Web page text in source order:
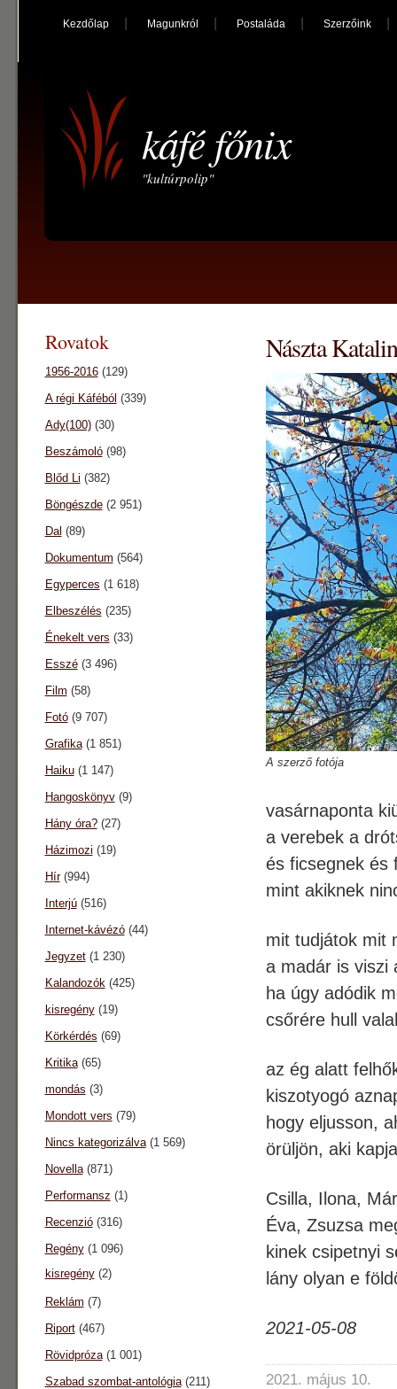
Kezdőlap Magunkról Postaláda Szerzőink
káfé főnix
"kultúrpolip"
Nászta
A szerző fotója
vasárnaponta
a verebek a
és ficsegnek és
mint akiknek
mit tudjátok mit
a madár is viszi
ha úgy adódik
csőrére hull
az ég alatt
kiszotyogó
hogy eljusson,
örüljön, aki
Csilla, Ilona,
Éva, Zsuzsa
kinek csipetnyi
lány olyan e
2021-05-08
2021. május 10.
Rovatok
1956-2016(129)
A régi Káféból (339)
Ady(100)(30)
Beszámoló(98)
Blőd Li (382)
Böngészde(2 951)
Dal (89)
Dokumentum (564)
Egyperces (1 618)
Elbeszélés (235)
Énekelt vers (33)
Esszé(3 496)
Film (58)
Fotó(9 707)
Grafika(1 851)
Haiku(1 147)
Hangoskönyv(9)
Hány óra?(27)
Házimozi (19)
Hír(994)
Interjú(516)
Internet-kávézó(44)
Jegyzet(1 230)
Kalandozók(425)
kisregény(19)
Körkérdés (69)
Kritika(65)
mondás (3)
Mondott vers (79)
Nincs kategorizálva(1 569)
Novella(871)
Performansz (1)
Recenzió(316)
Regény(1 096)
kisregény(2)
Reklám (7)
Riport(467)
Rövidpróza(1 001)
Szabad szombat-antológia(211)